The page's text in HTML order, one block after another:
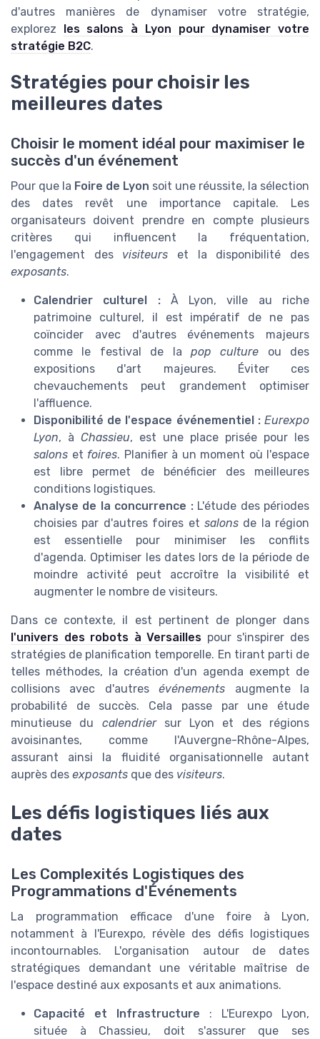
d'autres manières de dynamiser votre stratégie,
explorez
les salons à Lyon pour dynamiser votre
stratégie B2C.
Stratégies pour choisir les
meilleures dates
Choisir le moment idéal pour maximiser le
succès d'un événement
Pour que la Foire de Lyon soit une réussite, la sélection
des dates revêt une importance capitale. Les
organisateurs doivent prendre en compte plusieurs
critères qui influencent la fréquentation,
l'engagement des visiteurs et la disponibilité des
exposants.
Calendrier culturel :À Lyon, ville au riche
patrimoine culturel, il est impératif de ne pas
coïncider avec d'autres événements majeurs
comme le festival de la pop culture ou des
expositions d'art majeures. Éviter ces
chevauchements peut grandement optimiser
l'affluence.
Disponibilité de l'espace événementiel : Eurexpo
Lyon, à Chassieu, est une place prisée pour les
salons et foires. Planifier à un moment où l'espace
est libre permet de bénéficier des meilleures
conditions logistiques.
Analyse de la concurrence :L'étude des périodes
choisies par d'autres foires et salonsde la région
est essentielle pour minimiser les conflits
d'agenda. Optimiser les dates lors de la période de
moindre activité peut accroître la visibilité et
augmenter le nombre de visiteurs.
Dans ce contexte, il est pertinent de plonger dans
l'univers des robots à Versailles pour s'inspirer des
stratégies de planification temporelle. En tirant parti de
telles méthodes, la création d'un agenda exempt de
collisions avec d'autresévénements augmente la
probabilité de succès. Cela passe par une étude
minutieuse du calendriersur Lyon et des régions
avoisinantes, comme l'Auvergne-Rhône-Alpes,
assurant ainsi la fluidité organisationnelle autant
auprès des exposants que des visiteurs.
Les défis logistiques liés aux
dates
Les Complexités Logistiques des
Programmations d'Événements
La programmation efficace d'une foire à Lyon,
notamment à l'Eurexpo, révèle des défis logistiques
incontournables. L'organisation autour de dates
stratégiques demandant une véritable maîtrise de
l'espace destiné aux exposants et aux animations.
Capacité et Infrastructure : L'Eurexpo Lyon,
située à Chassieu, doit s'assurer que ses